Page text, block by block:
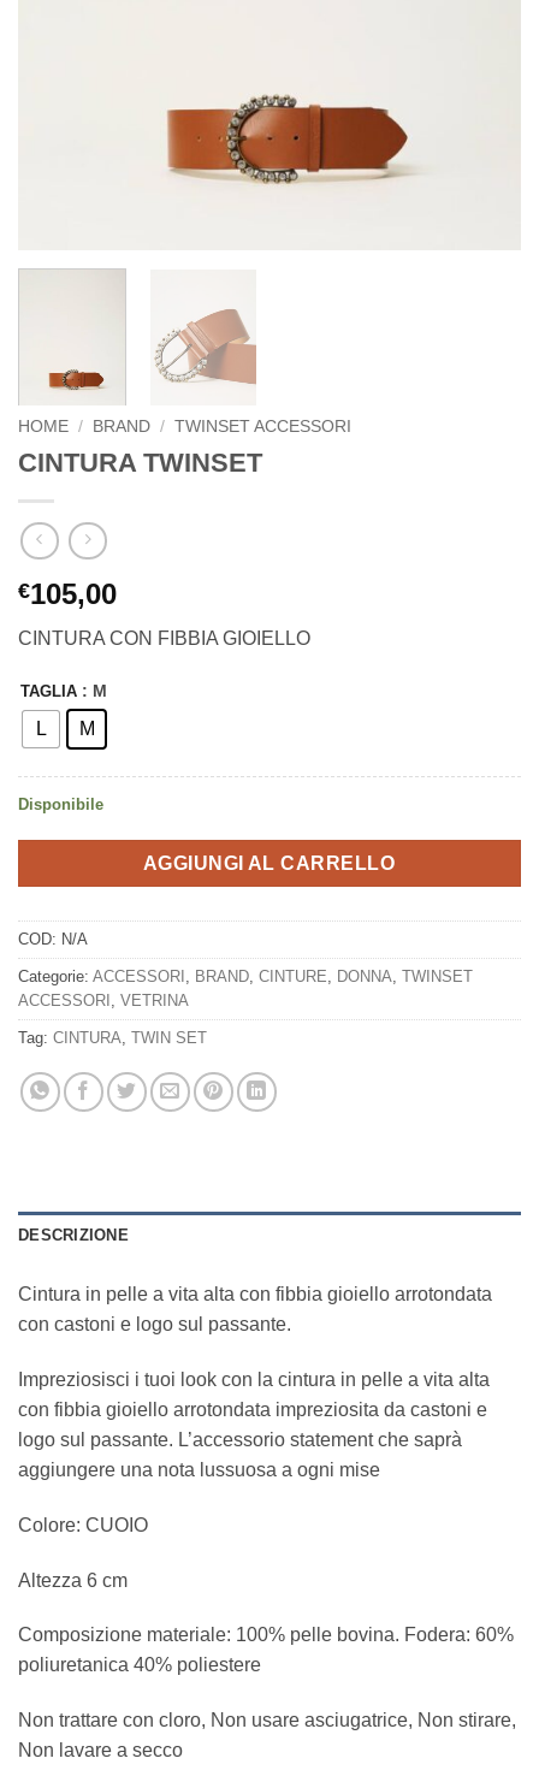
HOME / BRAND / TWINSET ACCESSORI
CINTURA TWINSET
€105,00
CINTURA CON FIBBIA GIOIELLO
TAGLIA : M
L M
Disponibile
AGGIUNGI AL CARRELLO
COD: N/A
Categorie: ACCESSORI , BRAND, CINTURE, DONNA, TWINSET
ACCESSORI , VETRINA
Tag: CINTURA, TWIN SET
DESCRIZIONE
Cintura in pelle a vita alta con fibbia gioiello arrotondata
con castoni e logo sul passante.
Impreziosisci i tuoi look con la cintura in pelle a vita alta
con fibbia gioiello arrotondata impreziosita da castoni e
logo sul passante. L’accessorio statement che saprà
aggiungere una nota lussuosa a ogni mise
Colore: CUOIO
Altezza 6 cm
Composizione materiale: 100% pelle bovina. Fodera: 60%
poliuretanica 40% poliestere
Non trattare con cloro, Non usare asciugatrice, Non stirare,
Non lavare a secco